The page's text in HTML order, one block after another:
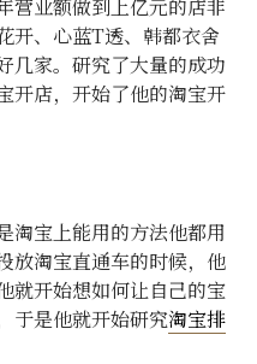
营业额做到上亿元的店非
开、心蓝T透、韩都衣舍
几家。研究了大量的成功
开店，开始了他的淘宝开
淘宝上能用的方法他都用
放淘宝直通车的时候，他
就开始想如何让自己的宝
于是他就开始研究淘宝排